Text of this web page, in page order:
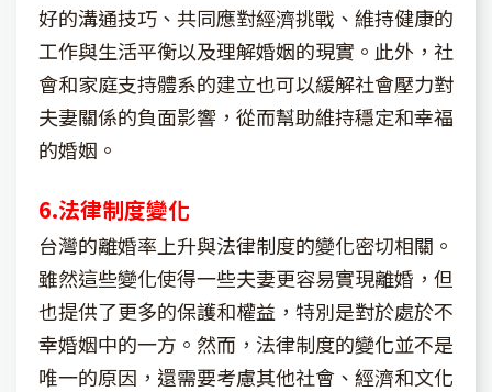
好的溝通技巧、共同應對經濟挑戰、維持健康的
工作與生活平衡以及理解婚姻的現實。此外，社
會和家庭支持體系的建立也可以緩解社會壓力對
夫妻關係的負面影響，從而幫助維持穩定和幸福
的婚姻。
6.法律制度變化
台灣的離婚率上升與法律制度的變化密切相關。
雖然這些變化使得一些夫妻更容易實現離婚，但
也提供了更多的保護和權益，特別是對於處於不
幸婚姻中的一方。然而，法律制度的變化並不是
唯一的原因，還需要考慮其他社會、經濟和文化